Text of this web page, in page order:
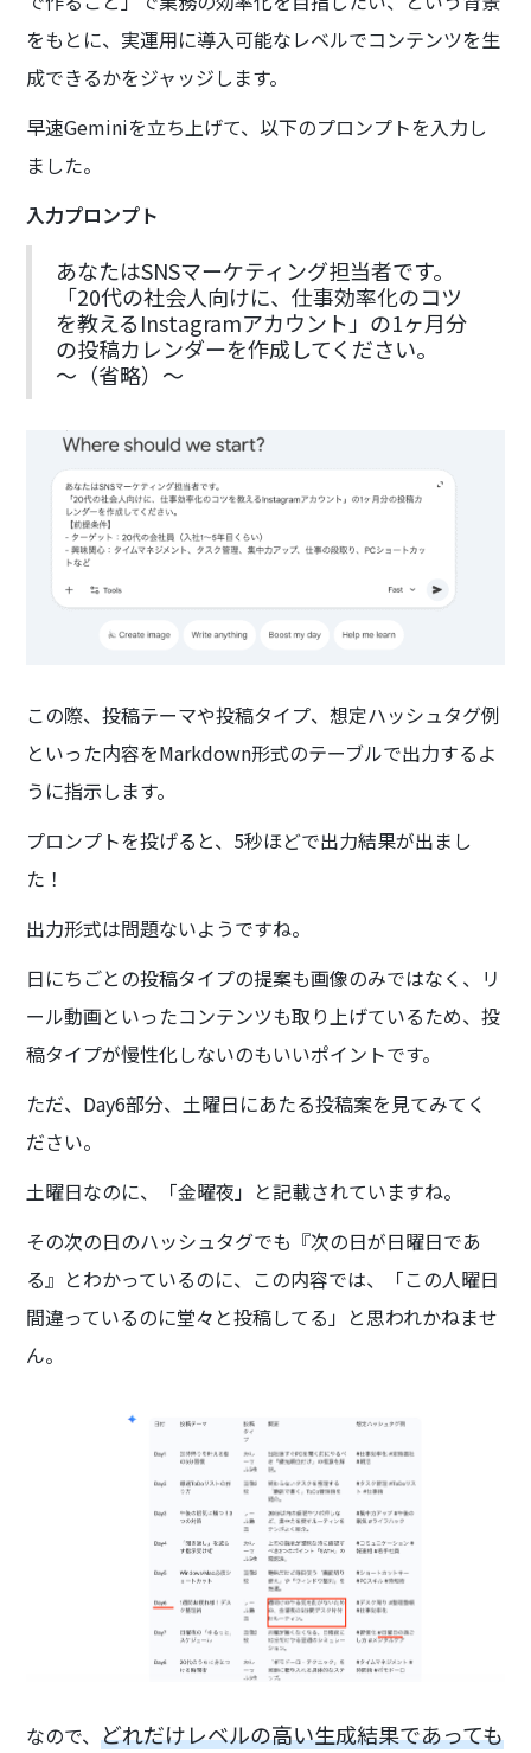
をもとに、実運用に導入可能なレベルでコンテンツを生
成できるかをジャッジします。
早速Geminiを立ち上げて、以下のプロンプトを入力し
ました。
入力プロンプト
あなたはSNSマーケティング担当者です。
「20代の社会人向けに、仕事効率化のコツ
を教えるInstagramアカウント」の1ヶ月分
の投稿カレンダーを作成してください。
〜（省略）〜
この際、投稿テーマや投稿タイプ、想定ハッシュタグ例
といった内容をMarkdown形式のテーブルで出力するよ
うに指示します。
プロンプトを投げると、5秒ほどで出力結果が出まし
た！
出力形式は問題ないようですね。
日にちごとの投稿タイプの提案も画像のみではなく、リ
ール動画といったコンテンツも取り上げているため、投
稿タイプが慢性化しないのもいいポイントです。
ただ、Day6部分、土曜日にあたる投稿案を見てみてく
ださい。
土曜日なのに、「金曜夜」と記載されていますね。
その次の日のハッシュタグでも『次の日が日曜日であ
る』とわかっているのに、この内容では、「この人曜日
間違っているのに堂々と投稿してる」と思われかねませ
ん。
なので、どれだけレベルの高い生成結果であっても